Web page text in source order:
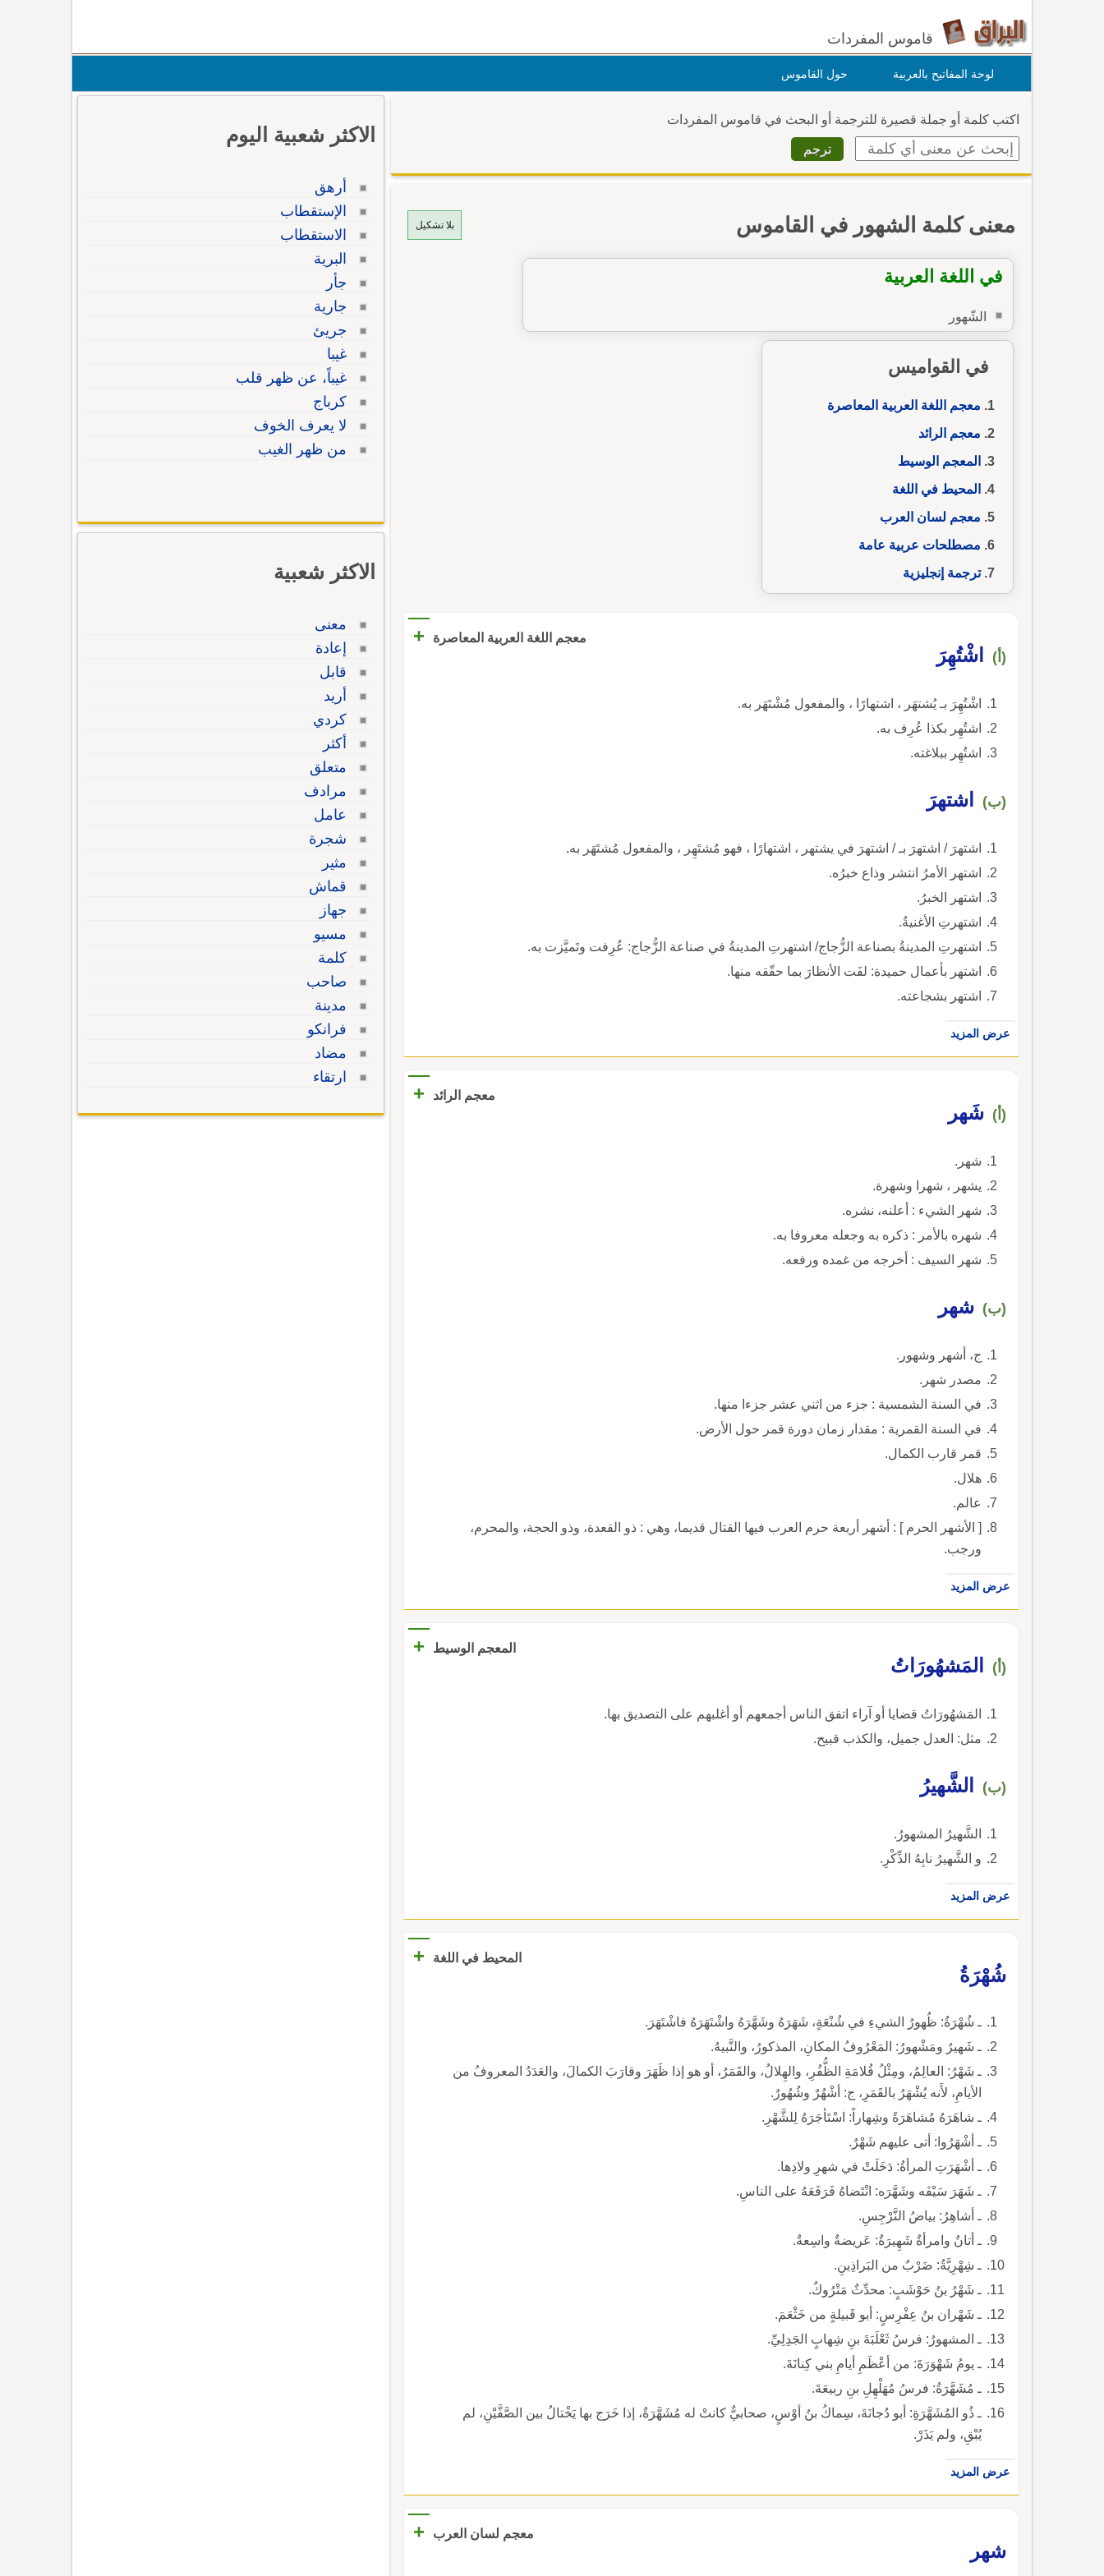
قاموس المفردات
لوحة المفاتيح بالعربية حول القاموس
اكتب كلمة أو جملة قصيرة للترجمة أو البحث في قاموس المفردات
بلا تشكيل معنى كلمة الشهور في القاموس
في اللغة العربية
الشّهور
في القواميس
معجم اللغة العربية المعاصرة
معجم الرائد
المعجم الوسيط
المحيط في اللغة
معجم لسان العرب
مصطلحات عربية عامة
ترجمة إنجليزية
معجم اللغة العربية المعاصرة +
(أ) اشْتُهِرَ
اشْتُهِرَ بـ يُشتهَر ، اشتهارًا ، والمفعول مُشْتَهَر به.
اشتُهِر بكذا عُرِف به.
اشتُهِر ببلاغته.
(ب) اشتهرَ
اشتهرَ / اشتهرَ بـ / اشتهرَ في يشتهر ، اشتهارًا ، فهو مُشتَهِر ، والمفعول مُشتَهَر به.
اشتهر الأمرُ انتشر وذاع خبرُه.
اشتهر الخبرُ.
اشتهرتِ الأغنيةُ.
اشتهرتِ المدينةُ بصناعة الزُّجاج/ اشتهرتِ المدينةُ في صناعة الزُّجاج: عُرِفت وتَميَّزت به.
اشتهر بأعمال حميدة: لفَت الأنظارَ بما حقّقه منها.
اشتهر بشجاعته.
عرض المزيد
معجم الرائد +
(أ) شَهر
شهر.
يشهر ، شهرا وشهرة.
شهر الشيء : أعلنه، نشره.
شهره بالأمر : ذكره به وجعله معروفا به.
شهر السيف : أخرجه من غمده ورفعه.
(ب) شهر
ج، أشهر وشهور.
مصدر شهر.
في السنة الشمسية : جزء من اثني عشر جزءا منها.
في السنة القمرية : مقدار زمان دورة قمر حول الأرض.
قمر قارب الكمال.
هلال.
عالم.
[ الأشهر الحرم ] : أشهر أربعة حرم العرب فيها القتال قديما، وهي : ذو القعدة، وذو الحجة، والمحرم،
ورجب.
عرض المزيد
المعجم الوسيط +
(أ) المَشهُورَاتُ
المَشهُورَاتُ قضايا أو آراء اتفق الناس أجمعهم أو أغلبهم على التصديق بها.
مثل: العدل جميل، والكذب قبيح.
(ب) الشَّهيرُ
الشَّهيرُ المشهورُ.
و الشَّهيرُ نابِهُ الذِّكْرِ.
عرض المزيد
المحيط في اللغة
+
شُهْرَةُ
ـ شُهْرَةُ: ظُهورُ الشيءِ في شُنْعَةٍ، شَهَرَهُ وشَهَّرَهُ واشْتَهَرَهُ فاشْتَهَرَ.
ـ شَهيرُ ومَشْهورُ: المَعْرُوفُ المكانِ، المذكورُ، والنَّبيهُ.
ـ شَهْرُ: العالِمُ، ومِثْلُ قُلامَةِ الظُّفُرِ، والهِلالُ، والقَمَرُ، أو هو إذا ظَهَرَ وقارَبَ الكمالَ، والعَدَدُ المعروفُ من
الأيامِ، لأَنه يُشْهَرُ بالقَمَرِ، ج: أشْهُرٌ وشُهُورٌ.
ـ شاهَرَهُ مُشاهَرَةً وشِهاراً: اسْتَأجَرَهُ لِلشَّهْرِ.
ـ أشْهَرُوا: أتى عليهم شَهْرٌ.
ـ أشْهَرَتِ المرأةُ: دَخَلَتْ في شهرِ ولادِها.
ـ شَهَرَ سَيْفَه وشَهَّرَه: انْتَضاهُ فَرَفَعَهُ على الناسِ.
ـ أشاهِرُ: بياضُ النَّرْجِسِ.
ـ أتانٌ وامرأةٌ شَهِيرَةٌ: عَريضةٌ واسِعةٌ.
ـ شِهْرِيَّةُ: ضَرْبٌ من البَراذِينِ.
ـ شَهْرُ بنُ حَوْشَبٍ: محدِّثٌ مَتْرُوكٌ.
ـ شَهْران بنُ عِفْرِسٍ: أبو قَبيلةٍ من خَثْعَمَ.
ـ المشهورُ: فرسُ ثَعْلَبَةَ بنِ شِهابٍ الجَدِلِيِّ.
ـ يومُ شَهْوَرَةَ: من أعْظَمِ أيامِ بني كِنانَةَ.
ـ مُشَهَّرَةُ: فرسُ مُهَلْهِلِ بنِ ربيعَةَ.
ـ ذُو المُشَهَّرَةِ: أبو دُجانَةَ، سِماكُ بنُ أوْسٍ، صحابيٌّ كانتْ له مُشَهَّرَةٌ، إذا خَرَج بها يَخْتالُ بين الصَّفَّيْنِ، لم
يُبْقِ، ولم يَذَرْ.
عرض المزيد
معجم لسان العرب
+
شهر
الاكثر شعبية اليوم
أرهق
الإستقطاب
الاستقطاب
البرية
جأر
جارية
جريئ
غيبا
غيباً، عن ظهر قلب
كرباج
لا يعرف الخوف
من ظهر الغيب
الاكثر شعبية
معنى
إعادة
قابل
أريد
كردي
أكثر
متعلق
مرادف
عامل
شجرة
مثير
قماش
جهاز
مسيو
كلمة
صاحب
مدينة
فرانكو
مضاد
ارتقاء